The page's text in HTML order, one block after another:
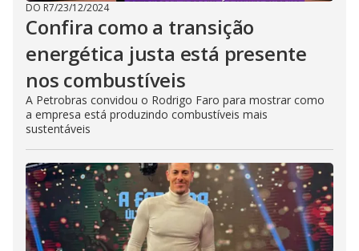
DO R7/23/12/2024
Confira como a transição
energética justa está presente
nos combustíveis
A Petrobras convidou o Rodrigo Faro para mostrar como
a empresa está produzindo combustíveis mais
sustentáveis